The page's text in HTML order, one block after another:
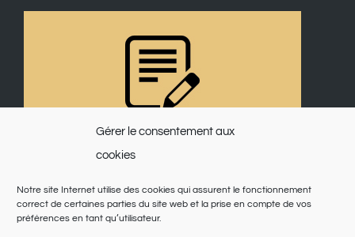
Gérer le consentement aux
cookies
Notre site Internet utilise des cookies qui assurent le fonctionnement
correct de certaines parties du site web et la prise en compte de vos
préférences en tant qu’utilisateur.